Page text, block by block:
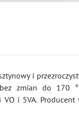
i
zmian do 170
i 5VA.